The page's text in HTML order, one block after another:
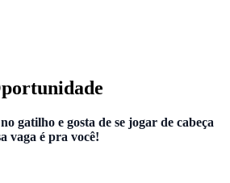
gatilho e gosta de se jogar de cabeça
vaga é pra você!